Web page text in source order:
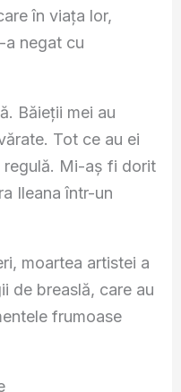
în viața lor,
a negat cu
Băieții mei au
Tot ce au ei
regulă. Mi-aș fi dorit
Ileana într-un
moartea artistei a
de breaslă, care au
frumoase